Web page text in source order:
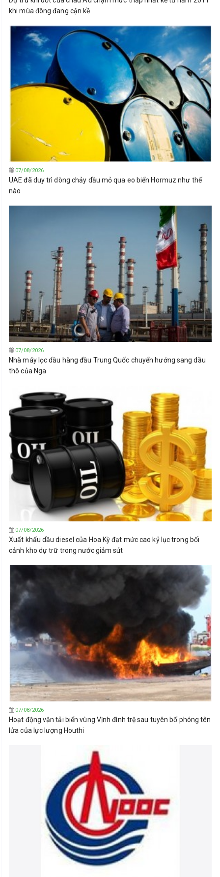
khi mùa đông đang cận kề
07/08/2026
UAE đã duy trì dòng chảy dầu mỏ qua eo biển Hormuz như thế
nào
07/08/2026
Nhà máy lọc dầu hàng đầu Trung Quốc chuyển hướng sang dầu
thô của Nga
07/08/2026
Xuất khẩu dầu diesel của Hoa Kỳ đạt mức cao kỷ lục trong bối
cảnh kho dự trữ trong nước giảm sút
07/08/2026
Hoạt động vận tải biển vùng Vịnh đình trệ sau tuyên bố phóng tên
lửa của lực lượng Houthi